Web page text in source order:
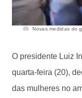
Novas medidas do
O presidente Luiz
quarta-feira (20),
das mulheres no